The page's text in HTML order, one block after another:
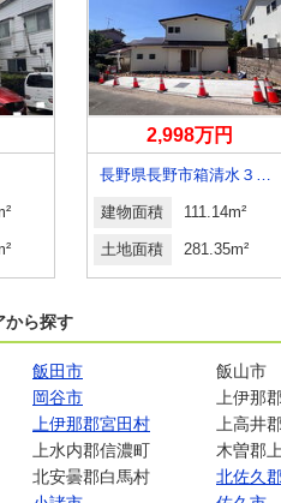
2,998万円
長野県長野市箱清水３丁目
建物面積 111.14m²
土地面積 281.35m²
から探す
飯田市 飯山市
岡谷市 上伊那
上伊那郡宮田村 上高井
上水内郡信濃町 木曽郡
北安曇郡白馬村 北佐久